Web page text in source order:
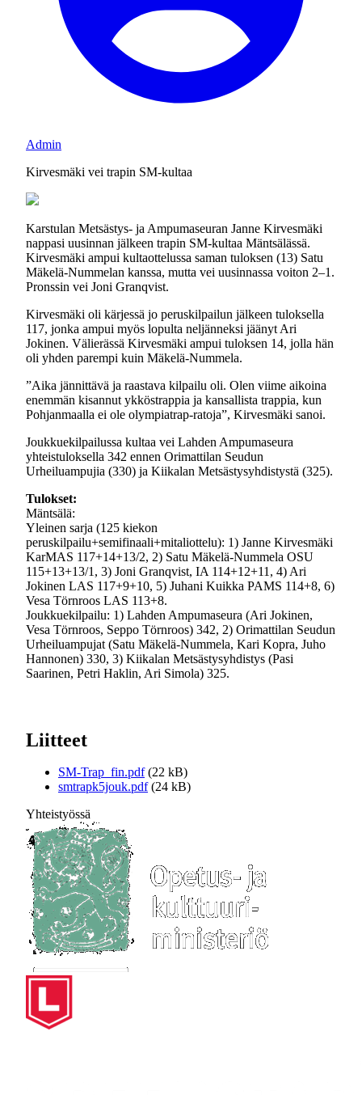
Admin
Kirvesmäki vei trapin SM-kultaa
Karstulan Metsästys- ja Ampumaseuran Janne Kirvesmäki
nappasi uusinnan jälkeen trapin SM-kultaa Mäntsälässä.
Kirvesmäki ampui kultaottelussa saman tuloksen (13) Satu
Mäkelä-Nummelan kanssa, mutta vei uusinnassa voiton 2–1.
Pronssin vei Joni Granqvist.
Kirvesmäki oli kärjessä jo peruskilpailun jälkeen tuloksella
117, jonka ampui myös lopulta neljänneksi jäänyt Ari
Jokinen. Välierässä Kirvesmäki ampui tuloksen 14, jolla hän
oli yhden parempi kuin Mäkelä-Nummela.
”Aika jännittävä ja raastava kilpailu oli. Olen viime aikoina
enemmän kisannut ykköstrappia ja kansallista trappia, kun
Pohjanmaalla ei ole olympiatrap-ratoja”, Kirvesmäki sanoi.
Joukkuekilpailussa kultaa vei Lahden Ampumaseura
yhteistuloksella 342 ennen Orimattilan Seudun
Urheiluampujia (330) ja Kiikalan Metsästysyhdistystä (325).
Tulokset:
Mäntsälä:
Yleinen sarja (125 kiekon
peruskilpailu+semifinaali+mitaliottelu): 1) Janne Kirvesmäki
KarMAS 117+14+13/2, 2) Satu Mäkelä-Nummela OSU
115+13+13/1, 3) Joni Granqvist, IA 114+12+11, 4) Ari
Jokinen LAS 117+9+10, 5) Juhani Kuikka PAMS 114+8, 6)
Vesa Törnroos LAS 113+8.
Joukkuekilpailu: 1) Lahden Ampumaseura (Ari Jokinen,
Vesa Törnroos, Seppo Törnroos) 342, 2) Orimattilan Seudun
Urheiluampujat (Satu Mäkelä-Nummela, Kari Kopra, Juho
Hannonen) 330, 3) Kiikalan Metsästysyhdistys (Pasi
Saarinen, Petri Haklin, Ari Simola) 325.
Liitteet
SM-Trap_fin.pdf (22 kB)
smtrapk5jouk.pdf (24 kB)
Yhteistyössä